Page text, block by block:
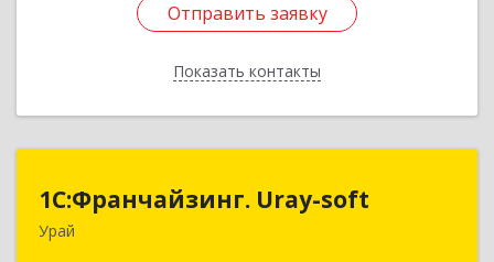
Отправить заявку
Показать контакты
Отправить заявку
Назад
1С:Франчайзинг. Uray-soft
Урай
1С:Франчайзинг. Uray-soft
628284, Ханты-Мансийский Автономный округ